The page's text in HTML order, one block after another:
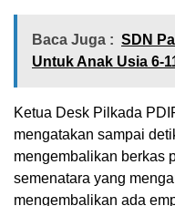
Baca Juga : SDN
Untuk Anak Usia 6-
Ketua Desk Pilkada
mengatakan sampai
mengembalikan berkas
semenatara yang
mengembalikan ada